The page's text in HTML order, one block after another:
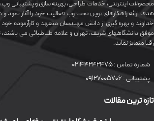
هدف ارائه راهکارهای نوین تحت وب فعالیت خود را آغاز نمود و در
خداوند و بهره گيري از دانش مهندسان متعهد و کارآزموده خود
موفق دانشگاههای شريف، تهران و علامه طباطبائی می باشند،
رقبا متمایز نماید.
شماره تماس :02144242475
پشتیبانی :09127005706
تازه ترین مقالات